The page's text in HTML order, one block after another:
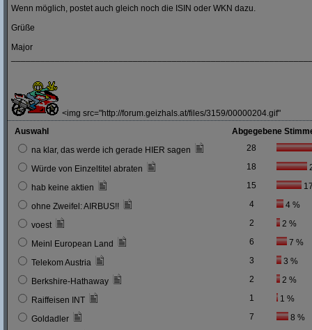
Wenn möglich, postet auch gleich noch die ISIN oder WKN dazu.
Grüße
Major
<img src="http://forum.geizhals.at/files/3159/00000204.gif"
Auswahl
Abgegebene
na klar, das werde ich gerade HIER sagen
28
Würde von Einzeltitel abraten 18
hab keine aktien 15
ohne Zweifel: AIRBUS!! 4 4 %
voest 2 2 %
Meinl European Land 6 7 %
Telekom Austria 3 3 %
Berkshire-Hathaway 2 2 %
Raiffeisen INT 1 1 %
Goldadler 7 8 %